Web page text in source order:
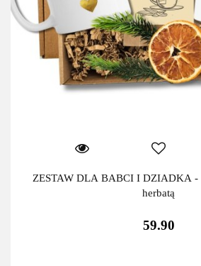
ZESTAW DLA BABCI I DZIADKA -
herbatą
59.90